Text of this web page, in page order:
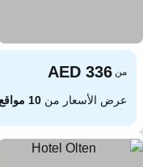
من
عرض الأسعار من10 مواقع